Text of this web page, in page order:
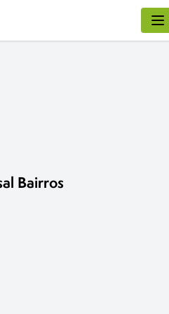
Bairros